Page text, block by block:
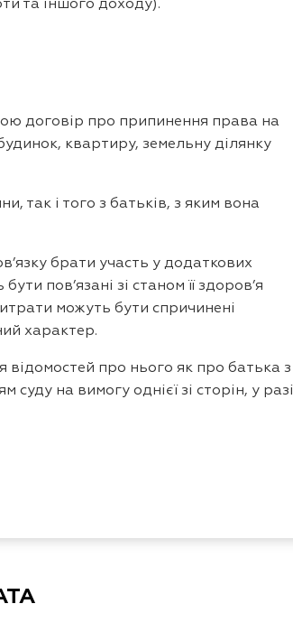
та іншого доходу).
договір про припинення права на
квартиру, земельну ділянку
так і того з батьків, з яким вона
брати участь у додаткових
пов’язані зі станом її здоров’я
можуть бути спричинені
характер.
відомостей про нього як про батька з
на вимогу однієї зі сторін, у разі